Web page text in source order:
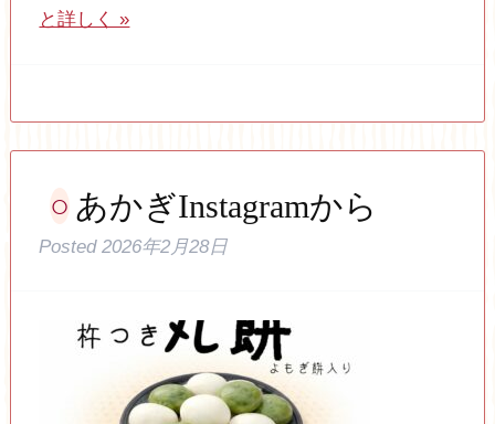
と詳しく »
あかぎInstagramから
Posted2026年2月28日